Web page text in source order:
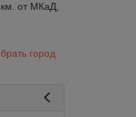
от МКаД,
город